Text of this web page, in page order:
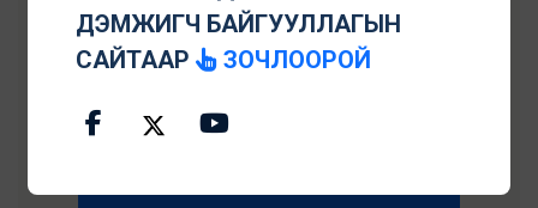
ДЭМЖИГЧ БАЙГУУЛЛАГЫН
САЙТААР
ЗОЧЛООРОЙ